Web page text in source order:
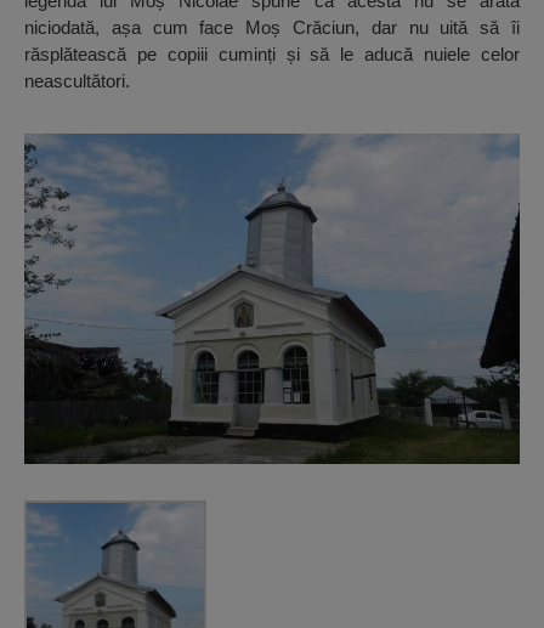
niciodată, așa cum face Moș Crăciun, dar nu uită să îi
răsplătească pe copiii cuminți și să le aducă nuiele celor
neascultători.